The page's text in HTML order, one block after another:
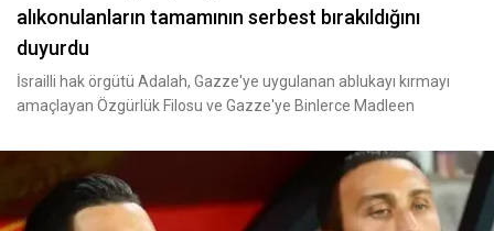
alıkonulanların tamamının serbest bırakıldığını
duyurdu
İsrailli hak örgütü Adalah, Gazze'ye uygulanan ablukayı kırmayı
amaçlayan Özgürlük Filosu ve Gazze'ye Binlerce Madleen